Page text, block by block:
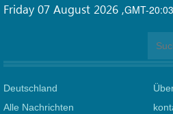
GMT-
Friday 07 August 2026 ,
Deutschland
Alle Nachrichten